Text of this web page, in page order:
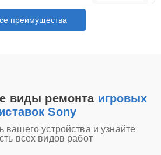
преимущества
виды ремонта игровых
Sony
вашего устройства и узнайте
всех видов работ